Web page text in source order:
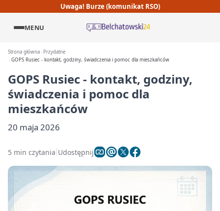
Uwaga! Burze (komunikat RSO)
MENU
Strona główna
Przydatne
GOPS Rusiec - kontakt, godziny, świadczenia i pomoc dla mieszkańców
GOPS Rusiec - kontakt, godziny,
świadczenia i pomoc dla
mieszkańców
20 maja 2026
5 min czytania Udostępnij